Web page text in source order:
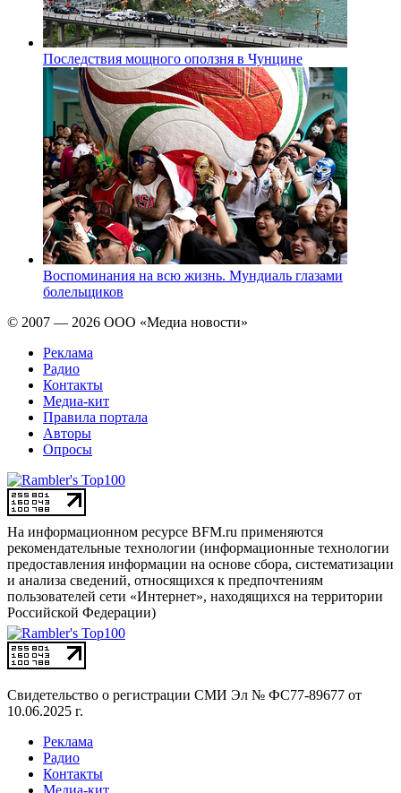
Последствия мощного оползня в Чунцине
Воспоминания на всю жизнь. Мундиаль глазами
болельщиков
© 2007 — 2026 ООО «Медиа новости»
Реклама
Радио
Контакты
Медиа-кит
Правила портала
Авторы
Опросы
На информационном ресурсе BFM.ru применяются
рекомендательные технологии (информационные технологии
предоставления информации на основе сбора, систематизации
и анализа сведений, относящихся к предпочтениям
пользователей сети «Интернет», находящихся на территории
Российской Федерации)
Свидетельство о регистрации СМИ Эл № ФС77-89677 от
10.06.2025 г.
Реклама
Радио
Контакты
Медиа-кит